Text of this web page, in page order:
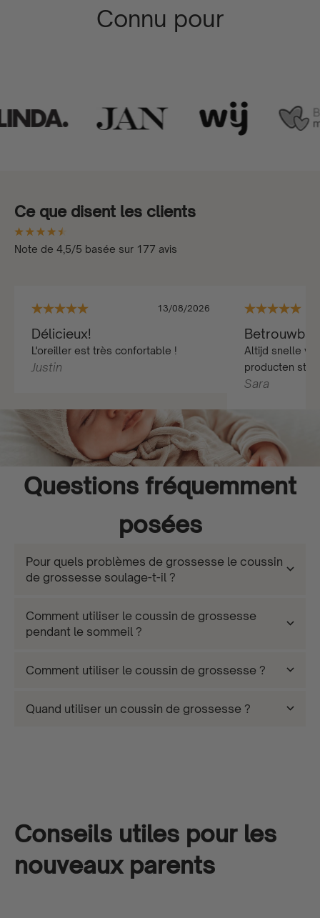
Connu pour
Ce que disent les clients
Note de 4,5/5 basée sur 177 avis
13/08/2026
Délicieux!
L'oreiller est très confortable !
Justin
Altijd snelle
producten st...
Sara
Questions fréquemment
posées
Pour quels problèmes de grossesse le coussin
de grossesse soulage-t-il ?
Comment utiliser le coussin de grossesse
pendant le sommeil ?
Comment utiliser le coussin de grossesse ?
Quand utiliser un coussin de grossesse ?
Conseils utiles pour les
nouveaux parents